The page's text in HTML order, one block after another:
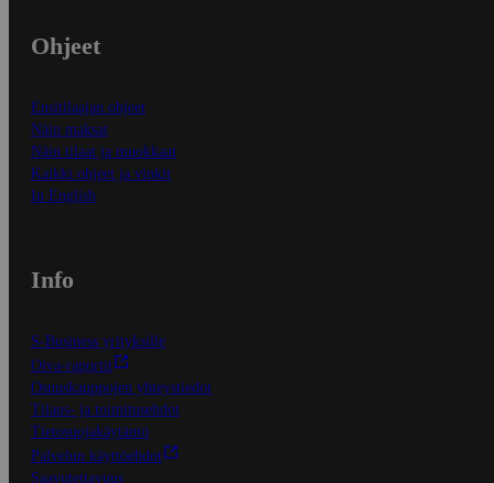
Ohjeet
Ensitilaajan ohjeet
Näin maksat
Näin tilaat ja muokkaat
Kaikki ohjeet ja vinkit
In English
Info
S-Business yrityksille
Oiva-raportit
Osuuskauppojen yhteystiedot
Tilaus- ja toimitusehdot
Tietosuojakäytäntö
Palvelun käyttöehdot
Saavutettavuus